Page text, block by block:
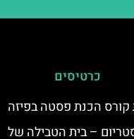
כרטיסים
– בית הטבילה של